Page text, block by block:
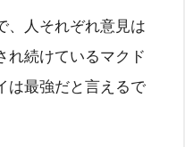
、人それぞれ意見は
れ続けているマクド
は最強だと言えるで